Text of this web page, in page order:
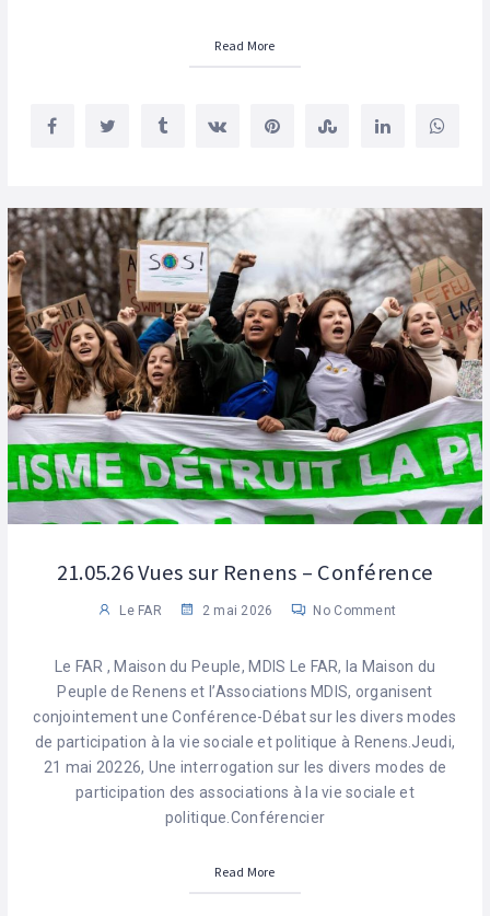
Read More
21.05.26 Vues sur Renens – Conférence
Le FAR 2 mai 2026 No Comment
Le FAR , Maison du Peuple, MDIS Le FAR, la Maison du
Peuple de Renens et l’Associations MDIS, organisent
conjointement une Conférence-Débat sur les divers modes
de participation à la vie sociale et politique à Renens.Jeudi,
21 mai 20226, Une interrogation sur les divers modes de
participation des associations à la vie sociale et
politique.Conférencier
Read More